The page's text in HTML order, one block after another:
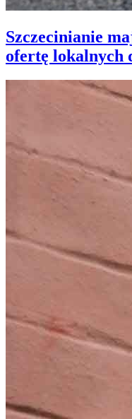
Szczecinianie
ofertę lokalnych